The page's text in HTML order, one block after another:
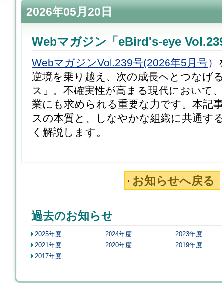
2026年05月20日
Webマガジン「eBird's-eye
WebマガジンVol.239号(2026年5月号）
逆境を乗り越え、次の成長へとつなげ
ス」。不確実性が高まる現代において
業にも求められる重要な力です。本記
スの本質と、しなやかな組織に共通す
く解説します。
お知らせへ戻る
過去のお知らせ
2025年度 2024年度
2023年度
2021年度
2020年度
2019年度
2017年度